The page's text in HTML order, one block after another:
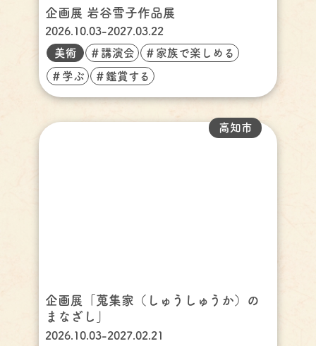
企画展 岩谷雪子作品展
2026.10.03-2027.03.22
美術
＃講演会 ＃家族で楽しめる
＃学ぶ ＃鑑賞する
企画展「蒐集家（しゅうしゅうか）の
まなざし」
高知市
2026.10.03-2027.02.21